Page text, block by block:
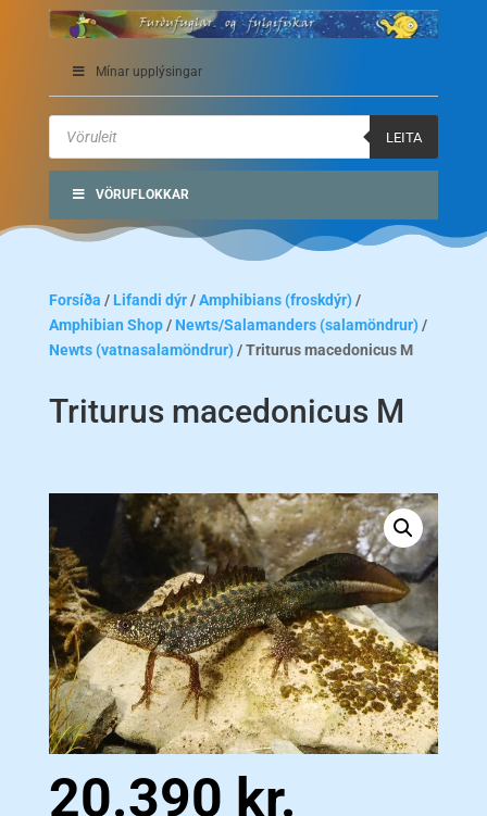
Mínar upplýsingar
Products
search
LEITA
VÖRUFLOKKAR
Forsíða / Lifandi dýr/Amphibians (froskdýr) /
Amphibian Shop/ Newts/Salamanders (salamöndrur) /
Newts (vatnasalamöndrur) / Triturus macedonicus M
Triturus macedonicus M
20.390 kr.